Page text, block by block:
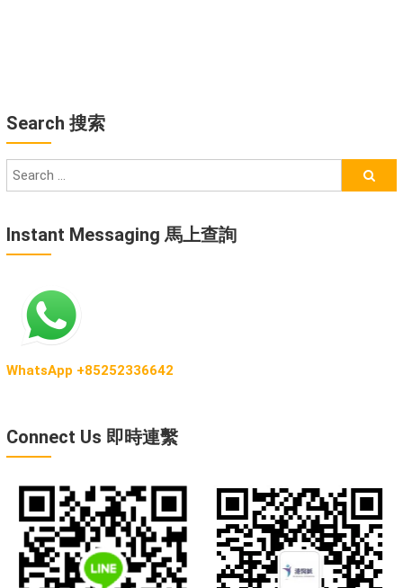
Search 搜索
Instant Messaging 馬上查詢
WhatsApp +85252336642
Connect Us 即時連繫